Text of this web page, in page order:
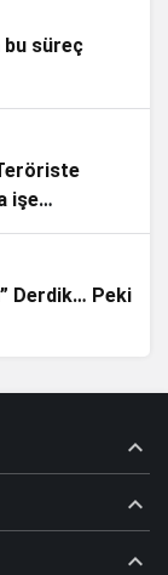
bu süreç
işe
Derdik… Peki